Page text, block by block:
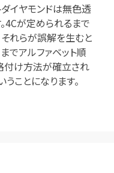
ダイヤモンドは無色透
4Cが定められるまで
れらが誤解を生むと
でアルファベット順
付け方法が確立され
ことになります。